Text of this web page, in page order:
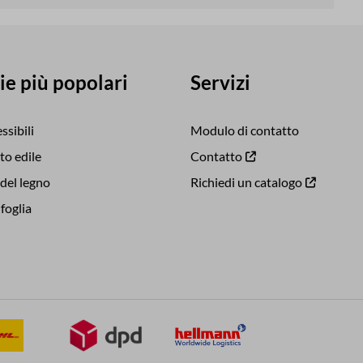
più popolari
edile
legno
Servizi
Modulo di contatto
Contatto
Richiedi un catalogo